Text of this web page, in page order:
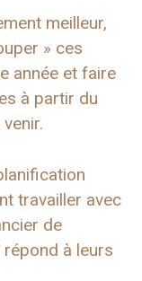
meilleur,
» ces
année et faire
à partir du
travailler avec
de
à leurs